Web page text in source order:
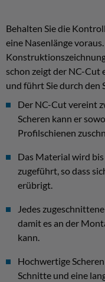
Behalten Sie die
eine Nasenlänge
schon zeigt der NC-Cut
und führt Sie durch den
Der NC-Cut vereint
Scheren kann er
Profilschienen
Das Material wird
zugeführt, so dass
erübrigt.
Jedes
damit es an der
kann.
Hochwertige
Schnitte und eine